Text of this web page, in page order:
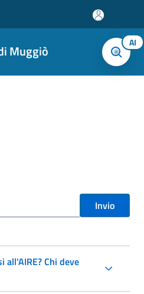
Muggiò AI
Invio
all'AIRE? Chi deve